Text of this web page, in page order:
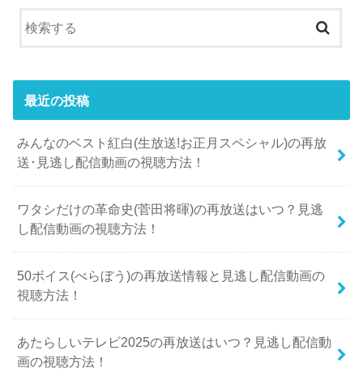
最近の投稿
みんなのベスト紅白(生放送!お正月スペシャル)の再放
送･見逃し配信動画の視聴方法！
ワタシだけの革命史(菅田将暉)の再放送はいつ？見逃
し配信動画の視聴方法！
50ボイス(べらぼう)の再放送情報と見逃し配信動画の
視聴方法！
あたらしいテレビ2025の再放送はいつ？見逃し配信動
画の視聴方法！